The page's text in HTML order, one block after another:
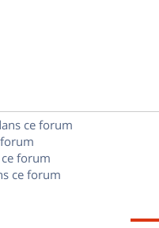
ce forum
forum
ce forum